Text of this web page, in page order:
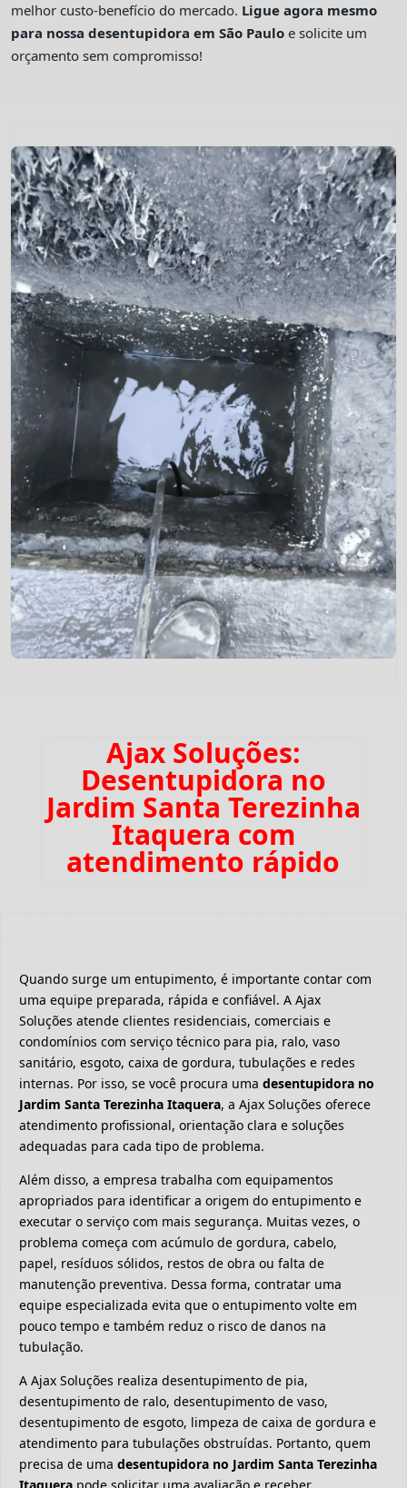
melhor custo-benefício do mercado. Ligue agora mesmo
para nossa desentupidora em São Paulo e solicite um
orçamento sem compromisso!
Ajax Soluções:
Desentupidora no
Jardim Santa Terezinha
Itaquera com
atendimento rápido
Quando surge um entupimento, é importante contar com
uma equipe preparada, rápida e confiável. A Ajax
Soluções atende clientes residenciais, comerciais e
condomínios com serviço técnico para pia, ralo, vaso
sanitário, esgoto, caixa de gordura, tubulações e redes
internas. Por isso, se você procura uma desentupidora no
Jardim Santa Terezinha Itaquera, a Ajax Soluções oferece
atendimento profissional, orientação clara e soluções
adequadas para cada tipo de problema.
Além disso, a empresa trabalha com equipamentos
apropriados para identificar a origem do entupimento e
executar o serviço com mais segurança. Muitas vezes, o
problema começa com acúmulo de gordura, cabelo,
papel, resíduos sólidos, restos de obra ou falta de
manutenção preventiva. Dessa forma, contratar uma
equipe especializada evita que o entupimento volte em
pouco tempo e também reduz o risco de danos na
tubulação.
A Ajax Soluções realiza desentupimento de pia,
desentupimento de ralo, desentupimento de vaso,
desentupimento de esgoto, limpeza de caixa de gordura e
atendimento para tubulações obstruídas. Portanto, quem
precisa de uma desentupidora no Jardim Santa Terezinha